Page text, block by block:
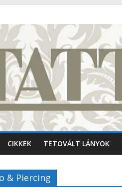
CIKKEK TETOVÁLT LÁNYOK
& Piercing